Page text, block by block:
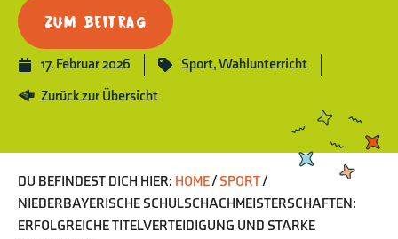
Zum Beitrag
17. Februar 2026 Sport,Wahlunterricht
Zurück zur Übersicht
DU BEFINDEST DICH HIER: HOME/ SPORT/
NIEDERBAYERISCHE SCHULSCHACHMEISTERSCHAFTEN:
ERFOLGREICHE TITELVERTEIDIGUNG UND STARKE